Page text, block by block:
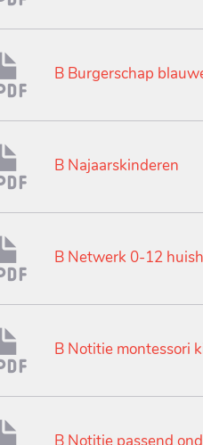
B Burgerschap
B Najaarskinderen
B Netwerk 0-12
B Notitie montessori
B Notitie passend